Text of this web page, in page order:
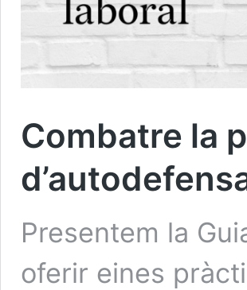
Combatre la
Presentem la
oferir eines